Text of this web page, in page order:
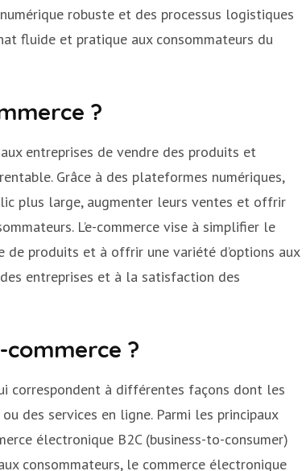
robuste et des processus logistiques
fluide et pratique aux consommateurs du
?
entreprises de vendre des produits et
Grâce à des plateformes numériques,
plus large, augmenter leurs ventes et offrir
L’e-commerce vise à simplifier le
de produits et à offrir une variété d’options aux
entreprises et à la satisfaction des
?
correspondent à différentes façons dont les
des services en ligne. Parmi les principaux
électronique B2C (business-to-consumer)
consommateurs, le commerce électronique